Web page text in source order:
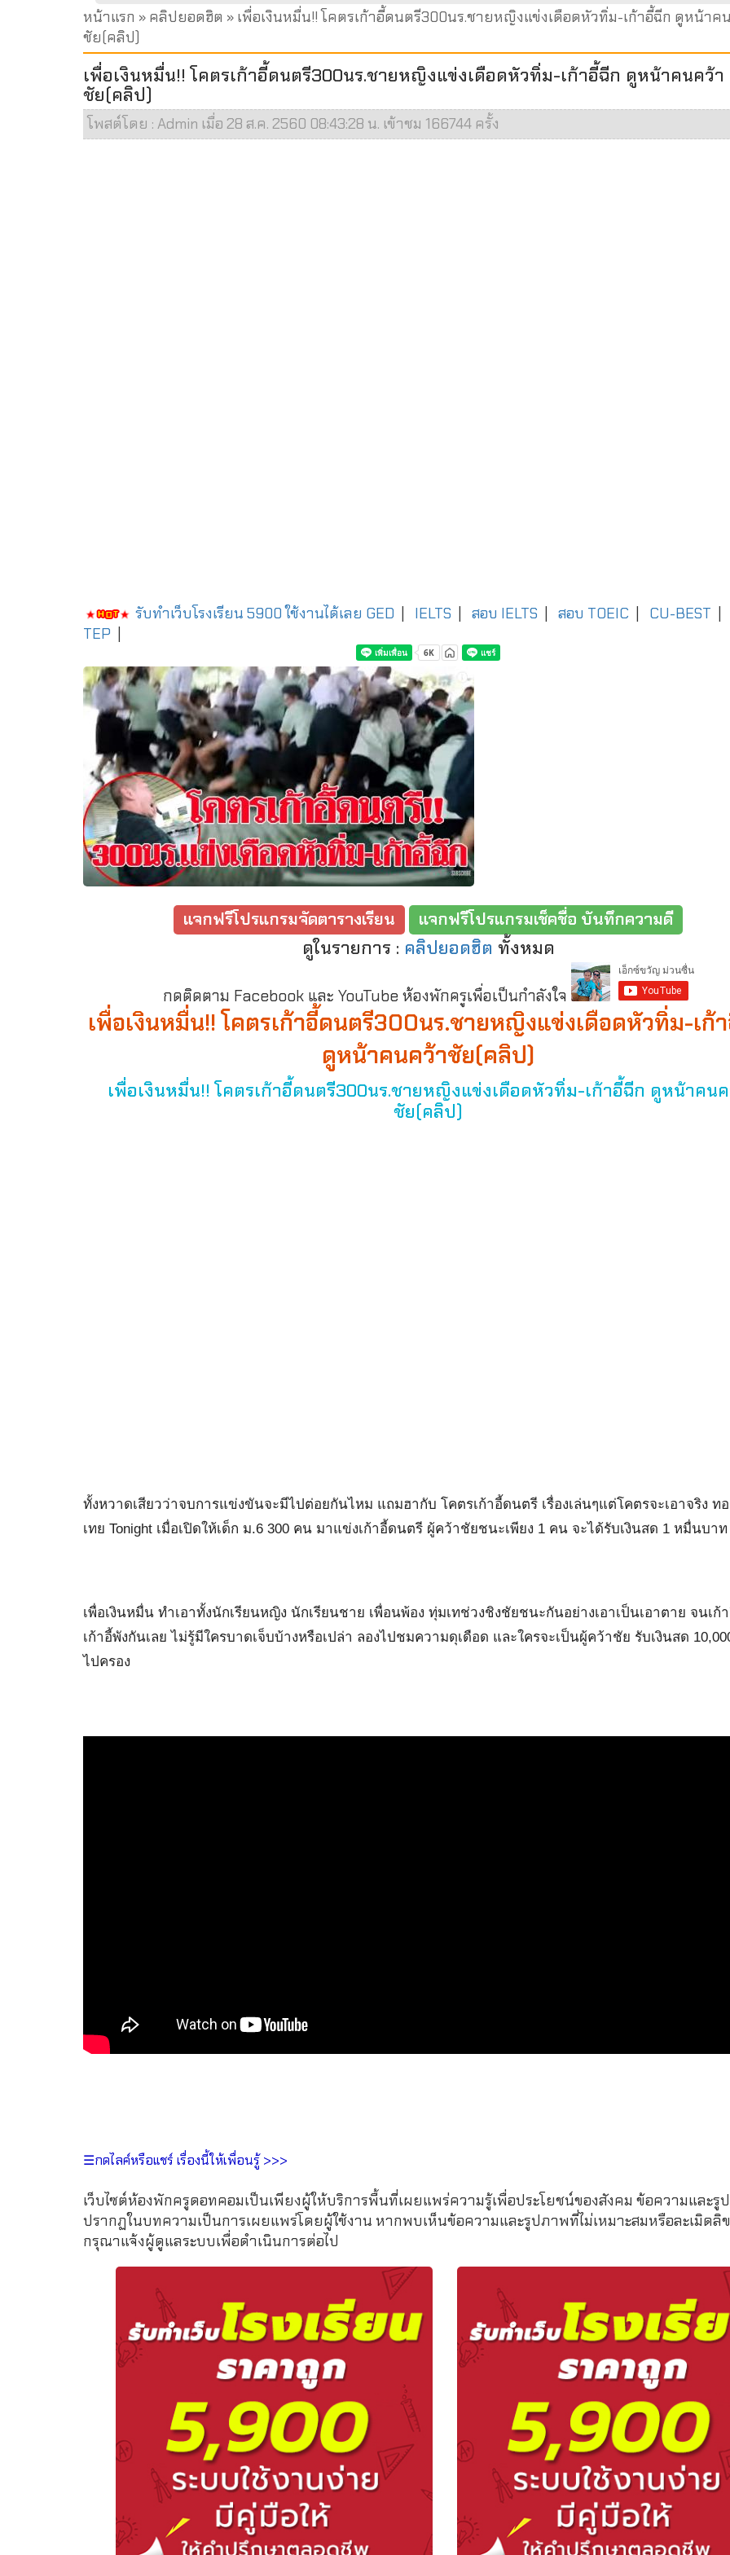
หน้าแรก » คลิปยอดฮิต » เพื่อเงินหมื่น!! โคตรเก้าอี้ดนตรี300นร.ชายหญิงแข่งเดือดหัวทิ่ม-เก้าอี้ฉีก ดูหน้าค
ชัย(คลิป)
เพื่อเงินหมื่น!! โคตรเก้าอี้ดนตรี300นร.ชายหญิงแข่งเดือดหัวทิ่ม-เก้าอี้ฉีก ดูหน้าคนคว้า
ชัย(คลิป)
โพสต์โดย : Admin เมื่อ 28 ส.ค. 2560 08:43:28 น. เข้าชม 166744 ครั้ง
รับทำเว็บโรงเรียน 5900 ใช้งานได้เลย GED IELTS สอบ IELTS สอบ TOEIC CU-BEST
TEP
แจกฟรีโปรแกรมจัดตารางเรียน แจกฟรีโปรแกรมเช็คชื่อ บันทึกความดี
ดูในรายการ : คลิปยอดฮิต ทั้งหมด
กดติดตาม Facebook และ YouTube ห้องพักครูเพื่อเป็นกำลังใจ
เพื่อเงินหมื่น!! โคตรเก้าอี้ดนตรี300นร.ชายหญิงแข่งเดือดหัวทิ่ม-เก้
ดูหน้าคนคว้าชัย(คลิป)
เพื่อเงินหมื่น!! โคตรเก้าอี้ดนตรี300นร.ชายหญิงแข่งเดือดหัวทิ่ม-เก้าอี้ฉีก ดูหน้าคน
ชัย(คลิป)
ทั้งหวาดเสียวว่าจบการแข่งขันจะมีไปต่อยกันไหม แถมฮากับ โคตรเก้าอี้ดนตรี เรื่องเล่นๆแต่โคตรจะเอาจริง ท
เทย Tonight เมื่อเปิดให้เด็ก ม.6 300 คน มาแข่งเก้าอี้ดนตรี ผู้คว้าชัยชนะเพียง 1 คน จะได้รับเงินสด 1 หมื่นบาท
เพื่อเงินหมื่น ทำเอาทั้งนักเรียนหญิง นักเรียนชาย เพื่อนพ้อง ทุ่มเทช่วงชิงชัยชนะกันอย่างเอาเป็นเอาตาย จนเก้
เก้าอี้พังกันเลย ไม่รู้มีใครบาดเจ็บบ้างหรือเปล่า ลองไปชมความดุเดือด และใครจะเป็นผู้คว้าชัย รับเงินสด
ไปครอง
☰กดไลค์หรือแชร์ เรื่องนี้ให้เพื่อนรู้ >>>
เว็บไซต์ห้องพักครูดอทคอมเป็นเพียงผู้ให้บริการพื้นที่เผยแพร่ความรู้เพื่อประโยชน์ของสังคม ข้อความและรู
ปรากฏในบทความเป็นการเผยแพร่โดยผู้ใช้งาน หากพบเห็นข้อความและรูปภาพที่ไม่เหมาะสมหรือละเมิดลิ
กรุณาแจ้งผู้ดูแลระบบเพื่อดำเนินการต่อไป